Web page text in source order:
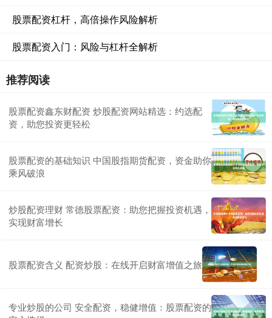
股票配资杠杆，高倍操作风险解析
股票配资入门：风险与杠杆全解析
推荐阅读
股票配资鑫东财配资 炒股配资网站精选：约选配
资，助您投资更轻松
股票配资的基础知识 中国股指期货配资，资金助你
乘风破浪
炒股配资理财 常德股票配资：助您把握投资机遇，
实现财富增长
股票配资含义 配资炒股：在线开启财富增值之旅
专业炒股的公司 安全配资，稳健增值：股票配资的